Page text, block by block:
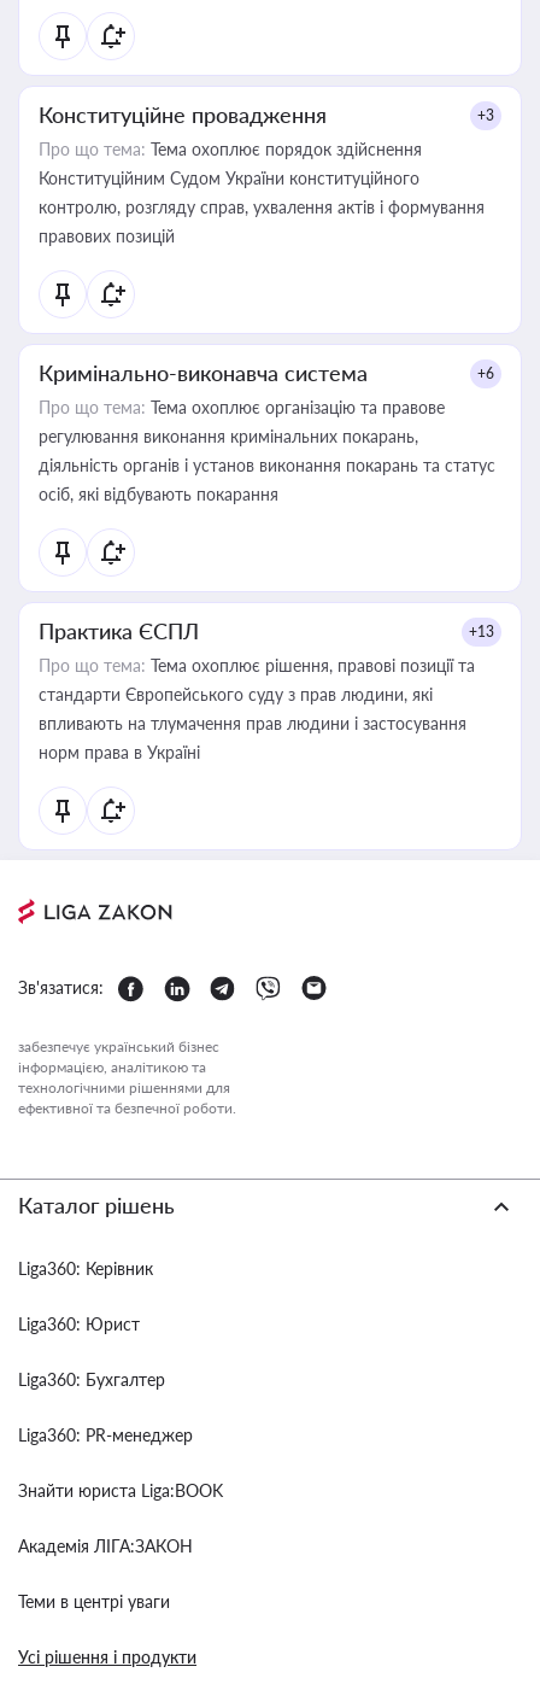
Конституційне провадження +3
Про що тема: Тема охоплює порядок здійснення
Конституційним Судом України конституційного
контролю, розгляду справ, ухвалення актів і формування
правових позицій
Кримінально-виконавча система +6
Про що тема: Тема охоплює організацію та правове
регулювання виконання кримінальних покарань,
діяльність органів і установ виконання покарань та статус
осіб, які відбувають покарання
Практика ЄСПЛ +13
Про що тема: Тема охоплює рішення, правові позиції та
стандарти Європейського суду з прав людини, які
впливають на тлумачення прав людини і застосування
норм права в Україні
Зв'язатися:
забезпечує український бізнес
інформацією, аналітикою та
технологічними рішеннями для
ефективної та безпечної роботи.
Каталог рішень
Liga360: Керівник
Liga360: Юрист
Liga360: Бухгалтер
Liga360: PR-менеджер
Знайти юриста Liga:BOOK
Академія ЛІГА:ЗАКОН
Теми в центрі уваги
Усі рішення і продукти